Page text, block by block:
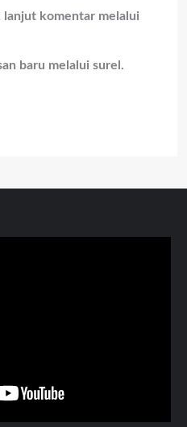
lanjut komentar melalui
baru melalui surel.